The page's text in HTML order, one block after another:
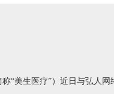
“美生医疗”）近日与弘人